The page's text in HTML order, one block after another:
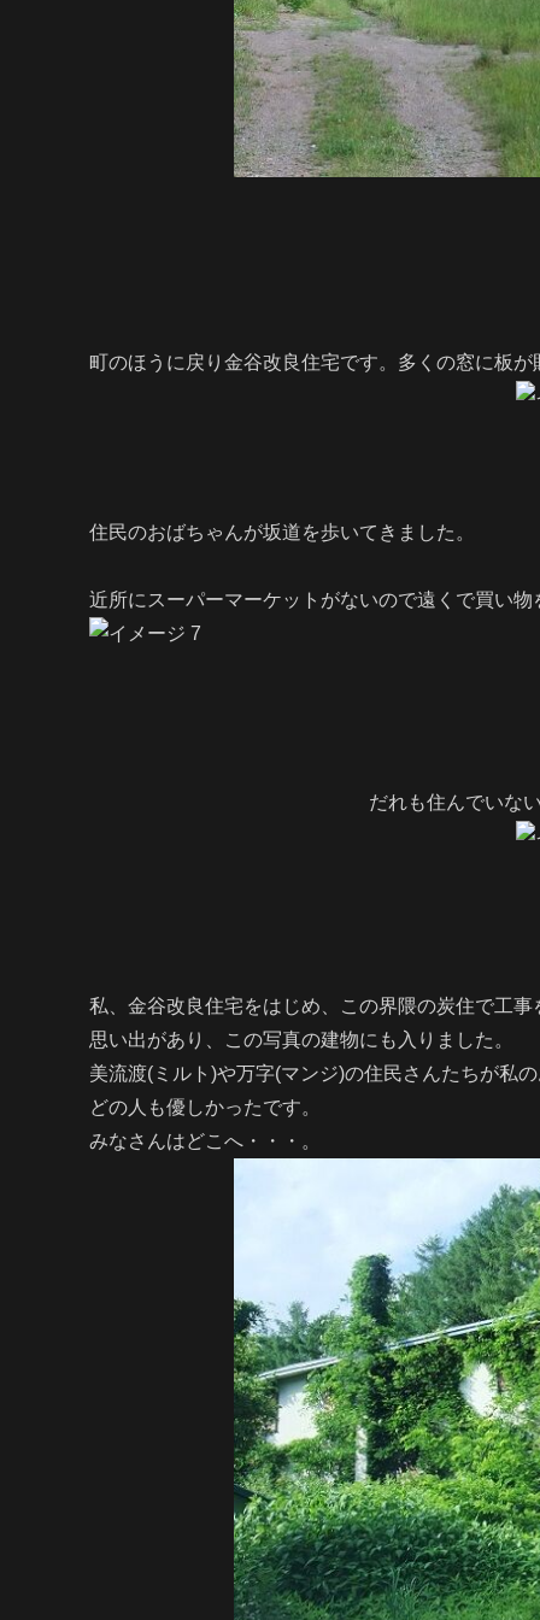
町のほうに戻り金谷改良住宅です。多くの窓に板が
住民のおばちゃんが坂道を歩いてきました。
近所にスーパーマーケットがないので遠くで買い
だれも住んでいな
私、金谷改良住宅をはじめ、この界隈の炭住で工
思い出があり、この写真の建物にも入りました。
美流渡(ミルト)や万字(マンジ)の住民さんたちが私
どの人も優しかったです。
みなさんはどこへ・・・。